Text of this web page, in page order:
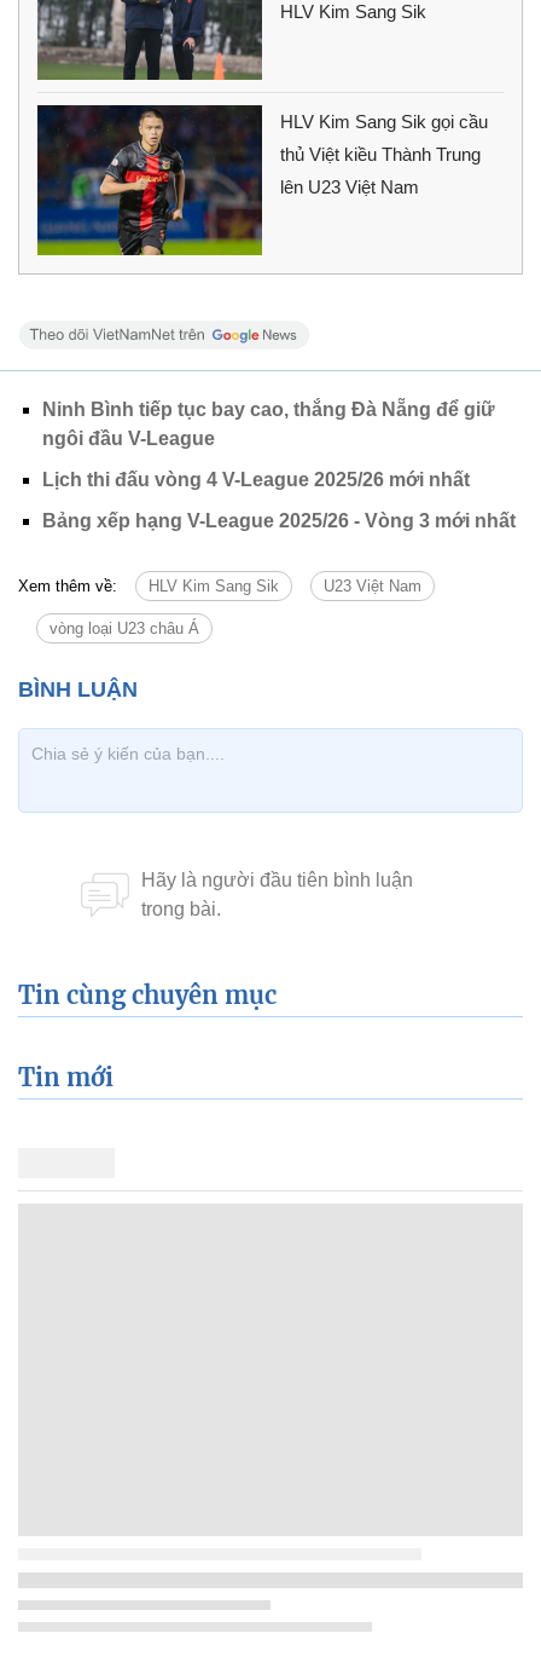
HLV Kim Sang Sik
HLV Kim Sang Sik gọi cầu
thủ Việt kiều Thành Trung
lên U23 Việt Nam
Ninh Bình tiếp tục bay cao, thắng Đà Nẵng để giữ
ngôi đầu V-League
Lịch thi đấu vòng 4 V-League 2025/26 mới nhất
Bảng xếp hạng V-League 2025/26 - Vòng 3 mới nhất
Xem thêm về: HLV Kim Sang Sik U23 Việt Nam
vòng loại U23 châu Á
Tin cùng chuyên mục
Tin mới